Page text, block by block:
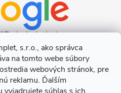
s.r.o., ako správca
na tomto webe súbory
webových stránok, pre
reklamu. Ďalším